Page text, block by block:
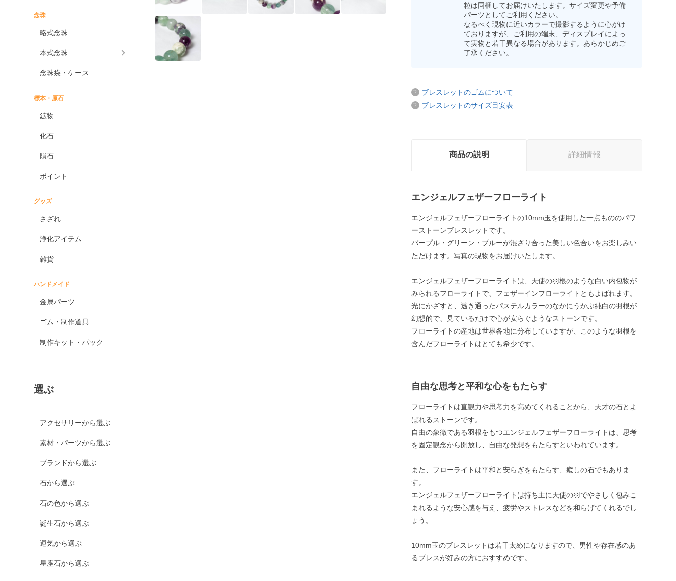
念珠
略式念珠
本式念珠
念珠袋・ケース
標本・原石
鉱物
化石
隕石
ポイント
グッズ
さざれ
浄化アイテム
雑貨
ハンドメイド
金属パーツ
ゴム・制作道具
制作キット・パック
選ぶ
アクセサリーから選ぶ
素材・パーツから選ぶ
ブランドから選ぶ
石から選ぶ
石の色から選ぶ
誕生石から選ぶ
運気から選ぶ
星座石から選ぶ
粒は同梱してお届けいたします。サイズ変更や予備
パーツとしてご利用ください。
なるべく現物に近いカラーで撮影するように心がけ
ておりますが、ご利用の端末、ディスプレイによっ
て実物と若干異なる場合があります。あらかじめご
了承ください。
ブレスレットのゴムについて
ブレスレットのサイズ目安表
商品の説明 詳細情報
エンジェルフェザーフローライト
エンジェルフェザーフローライトの10mm玉を使用した一点もののパワ
ーストーンブレスレットです。
パープル・グリーン・ブルーが混ざり合った美しい色合いをお楽しみい
ただけます。写真の現物をお届けいたします。
エンジェルフェザーフローライトは、天使の羽根のような白い内包物が
みられるフローライトで、フェザーインフローライトともよばれます。
光にかざすと、透き通ったパステルカラーのなかにうかぶ純白の羽根が
幻想的で、見ているだけで心が安らぐようなストーンです。
フローライトの産地は世界各地に分布していますが、このような羽根を
含んだフローライトはとても希少です。
自由な思考と平和な心をもたらす
フローライトは直観力や思考力を高めてくれることから、天才の石とよ
ばれるストーンです。
自由の象徴である羽根をもつエンジェルフェザーフローライトは、思考
を固定観念から開放し、自由な発想をもたらすといわれています。
また、フローライトは平和と安らぎをもたらす、癒しの石でもありま
す。
エンジェルフェザーフローライトは持ち主に天使の羽でやさしく包みこ
まれるような安心感を与え、疲労やストレスなどを和らげてくれるでし
ょう。
10mm玉のブレスレットは若干太めになりますので、男性や存在感のあ
るブレスが好みの方におすすめです。